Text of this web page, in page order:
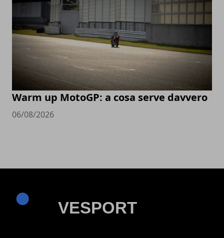
Warm up MotoGP: a cosa serve davvero
06/08/2026